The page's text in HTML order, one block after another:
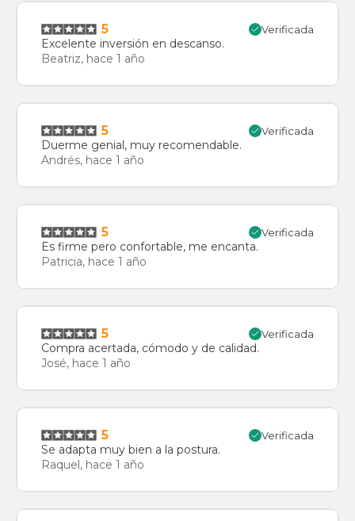
5 Verificada
Excelente inversión en descanso.
Beatriz, hace 1 año
5 Verificada
Duerme genial, muy recomendable.
Andrés, hace 1 año
5 Verificada
Es firme pero confortable, me encanta.
Patricia, hace 1 año
5 Verificada
Compra acertada, cómodo y de calidad.
José, hace 1 año
5 Verificada
Se adapta muy bien a la postura.
Raquel, hace 1 año